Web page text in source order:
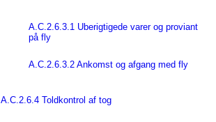
A.C.2.6.3.1 Uberigtigede varer og proviant
på fly
A.C.2.6.3.2 Ankomst og afgang med fly
A.C.2.6.4 Toldkontrol af tog